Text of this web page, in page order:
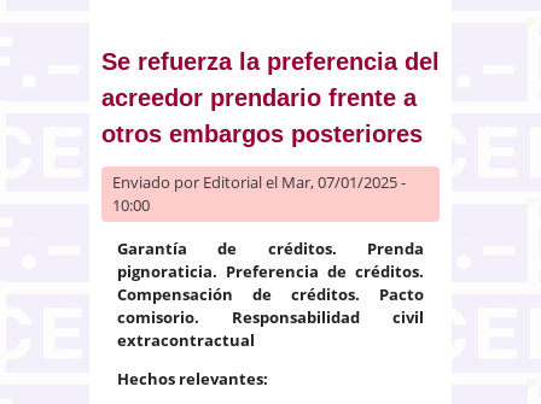
suspensión por vulnerabilidad
en un desahucio
Se refuerza la preferencia del
acreedor prendario frente a
otros embargos posteriores
Enviado por Editorialel Mar, 07/01/2025 -
10:00
Garantía de créditos. Prenda
pignoraticia. Preferencia de créditos.
Compensación de créditos. Pacto
comisorio. Responsabilidad civil
extracontractual
Hechos relevantes: